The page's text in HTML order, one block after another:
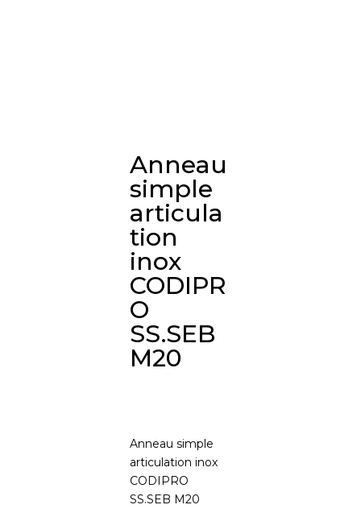
Anneau
simple
articula
tion
inox
CODIPR
O
SS.SEB
M20
Anneau simple
articulation inox
CODIPRO
SS.SEB M20